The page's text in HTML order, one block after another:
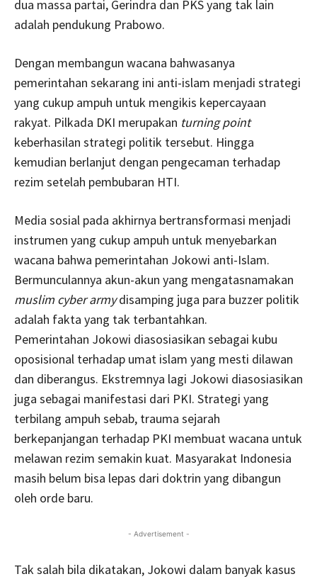
dua massa partai, Gerindra dan PKS yang tak lain
adalah pendukung Prabowo.
Dengan membangun wacana bahwasanya
pemerintahan sekarang ini anti-islam menjadi strategi
yang cukup ampuh untuk mengikis kepercayaan
rakyat. Pilkada DKI merupakan turning point
keberhasilan strategi politik tersebut. Hingga
kemudian berlanjut dengan pengecaman terhadap
rezim setelah pembubaran HTI.
Media sosial pada akhirnya bertransformasi menjadi
instrumen yang cukup ampuh untuk menyebarkan
wacana bahwa pemerintahan Jokowi anti-Islam.
Bermunculannya akun-akun yang mengatasnamakan
muslim cyber armydisamping juga para buzzer politik
adalah fakta yang tak terbantahkan.
Pemerintahan Jokowi diasosiasikan sebagai kubu
oposisional terhadap umat islam yang mesti dilawan
dan diberangus. Ekstremnya lagi Jokowi diasosiasikan
juga sebagai manifestasi dari PKI. Strategi yang
terbilang ampuh sebab, trauma sejarah
berkepanjangan terhadap PKI membuat wacana untuk
melawan rezim semakin kuat. Masyarakat Indonesia
masih belum bisa lepas dari doktrin yang dibangun
oleh orde baru.
- Advertisement -
Tak salah bila dikatakan, Jokowi dalam banyak kasus